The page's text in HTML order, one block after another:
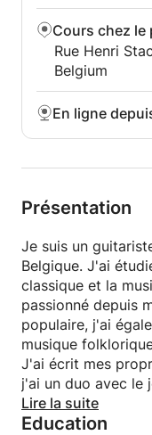
Cours chez le
Rue Henri
Belgium
En ligne
Présentation
Je suis un
Belgique. J'ai
classique et la
passionné depuis
populaire, j'ai
musique
J'ai écrit mes
j'ai un duo avec le
Uljas (Est). J'ai
chanteurs et aussi
Lire la suite
Education